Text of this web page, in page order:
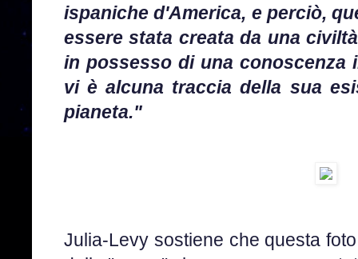
ispaniche d'America, e perciò,
essere stata creata da una
in possesso di una conoscenza
vi è alcuna traccia della sua
pianeta."
Julia-Levy sostiene che questa